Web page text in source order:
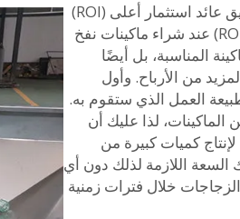
ماكينة نفخ الزجاجات البلاستيكية بالجملة — كيفية تحقيق عائد استثمار أعلى (ROI)
إن تحقيق أقصى قدر ممكن من العائد على الاستثمار (ROI) عند شراء ماكينات نفخ
المناسبة، بل أيضًا
من الأرباح. وأول
العمل الذي ستقوم به.
لذا عليك أن
كميات كبيرة من
السعة اللازمة لذلك دون أي
خلال فترات زمنية